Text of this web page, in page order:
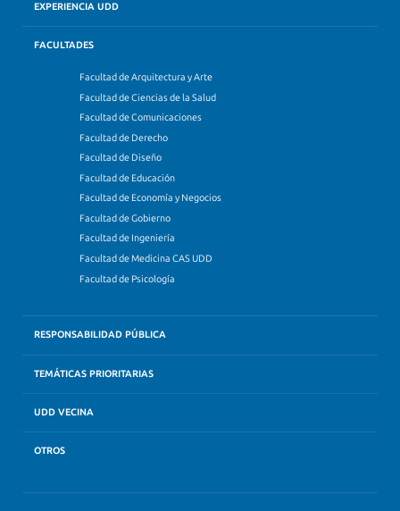
EXPERIENCIA UDD
FACULTADES
Facultad de Arquitectura y Arte
Facultad de Ciencias de la Salud
Facultad de Comunicaciones
Facultad de Derecho
Facultad de Diseño
Facultad de Educación
Facultad de Economía y Negocios
Facultad de Gobierno
Facultad de Ingeniería
Facultad de Medicina CAS UDD
Facultad de Psicología
RESPONSABILIDAD PÚBLICA
TEMÁTICAS PRIORITARIAS
UDD VECINA
OTROS